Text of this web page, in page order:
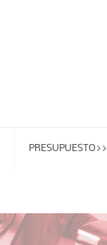
PRESUPUESTO>>